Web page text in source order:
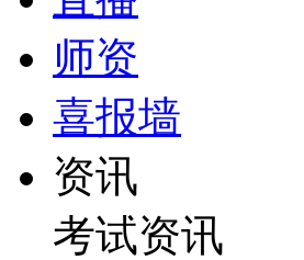
师资
喜报墙
资讯
考试资讯